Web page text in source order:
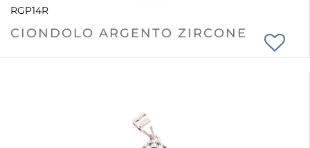
RGP14R
CIONDOLO ARGENTO ZIRCONE